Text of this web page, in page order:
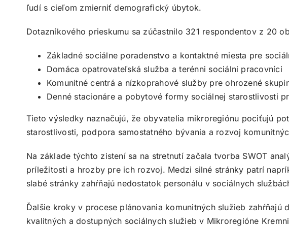
ľudí s cieľom zmierniť demografický úbytok.
Dotazníkového prieskumu sa zúčastnilo 321 respondentov z 20
Základné sociálne poradenstvo a kontaktné miesta pre
Domáca opatrovateľská služba a terénni sociálni pracovníci
Komunitné centrá a nízkoprahové služby pre ohrozené
Denné stacionáre a pobytové formy sociálnej starostlivosti
Tieto výsledky naznačujú, že obyvatelia mikroregiónu pociťujú
starostlivosti, podpora samostatného bývania a rozvoj
Na základe týchto zistení sa na stretnutí začala tvorba SWOT
príležitosti a hrozby pre ich rozvoj. Medzi silné stránky patrí
slabé stránky zahŕňajú nedostatok personálu v sociálnych
Ďalšie kroky v procese plánovania komunitných služieb
kvalitných a dostupných sociálnych služieb v Mikroregióne